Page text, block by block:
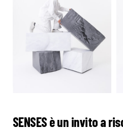
SENSES è un invito a